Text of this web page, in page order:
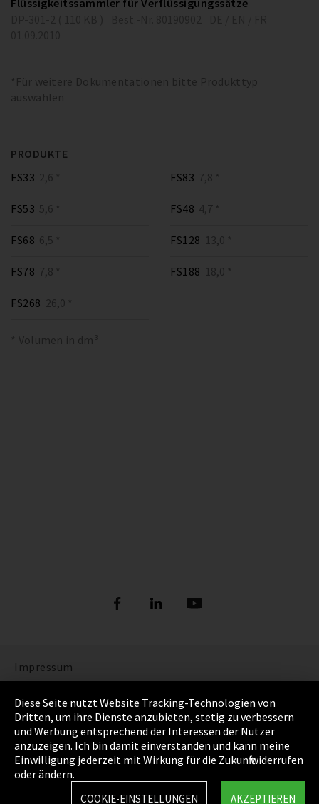
Flüssigkeitssammler für Verflüssigungssätze
*Für weitere Dokumentationen bitte Produkttyp
auswählen
PRODUKTE
FS33 2,6 *
FS53 5,6 *
FS83 7,8 *
FS48 4,7 *
FS68 6,5 *
FS78 7,8 *
FS128 13,0 *
FS188 18,0 *
FS268 26,0 *
* Volumen in dm³
Impressum
Datenschutz
Cookie Einstellungen
AGB
Sitemap
Diese Seite nutzt Website Tracking-Technologien von
Dritten, um ihre Dienste anzubieten, stetig zu verbessern
und Werbung entsprechend der Interessen der Nutzer
anzuzeigen. Ich bin damit einverstanden und kann meine
Einwilligung jederzeit mit Wirkung für die Zukunft widerrufen
oder ändern.
AKZEPTIEREN
COOKIE-EINSTELLUNGEN